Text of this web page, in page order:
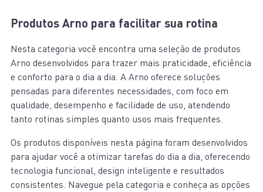
Produtos Arno para facilitar sua rotina
Nesta categoria você encontra uma seleção de produtos
Arno desenvolvidos para trazer mais praticidade, eficiência
e conforto para o dia a dia. A Arno oferece soluções
pensadas para diferentes necessidades, com foco em
qualidade, desempenho e facilidade de uso, atendendo
tanto rotinas simples quanto usos mais frequentes.
Os produtos disponíveis nesta página foram desenvolvidos
para ajudar você a otimizar tarefas do dia a dia, oferecendo
tecnologia funcional, design inteligente e resultados
consistentes. Navegue pela categoria e conheça as opções